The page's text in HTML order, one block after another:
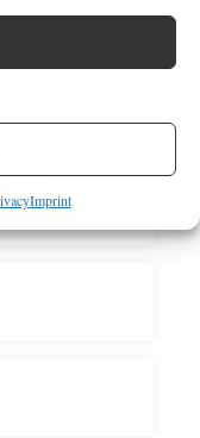
Imprint
ottavi